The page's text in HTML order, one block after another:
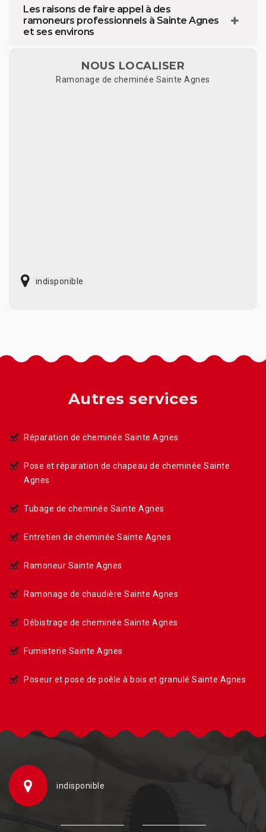
Les raisons de faire appel à des
ramoneurs professionnels à Sainte Agnes
et ses environs
NOUS LOCALISER
Ramonage de cheminée Sainte Agnes
indisponible
Autres services
Réparation de cheminée Sainte Agnes
Pose et réparation de chapeau de cheminée Sainte
Agnes
Tubage de cheminée Sainte Agnes
Entretien de cheminée Sainte Agnes
Ramoneur Sainte Agnes
Ramonage de chaudière Sainte Agnes
Débistrage de cheminée Sainte Agnes
Fumisterie Sainte Agnes
Poseur et pose de poêle à bois et granulé Sainte Agnes
indisponible